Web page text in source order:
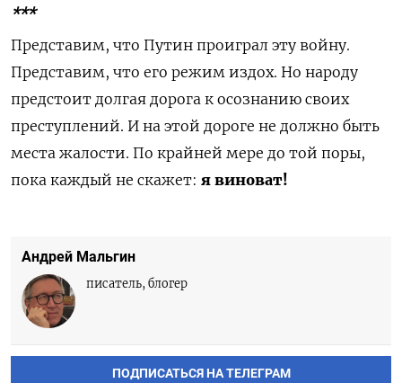
***
Представим, что Путин проиграл эту войну.
Представим, что его режим издох. Но народу
предстоит долгая дорога к осознанию своих
преступлений. И на этой дороге не должно быть
места жалости. По крайней мере до той поры,
пока каждый не скажет: я виноват!
Андрей Мальгин
писатель, блогер
ПОДПИСАТЬСЯ НА ТЕЛЕГРАМ